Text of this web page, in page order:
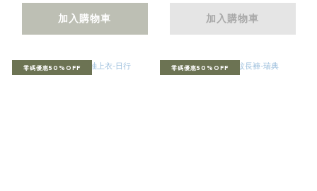
加入購物車 加入購物車
零碼優惠50%OFF 零碼優惠50%OFF